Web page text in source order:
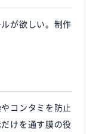
が欲しい。制作
コンタミを防止
けを通す膜の役